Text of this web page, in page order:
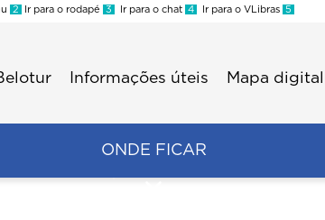
2 Ir para o rodapé 3 Ir para o chat 4 Ir para o VLibras 5
Informações úteis Mapa digital
ONDE FICAR